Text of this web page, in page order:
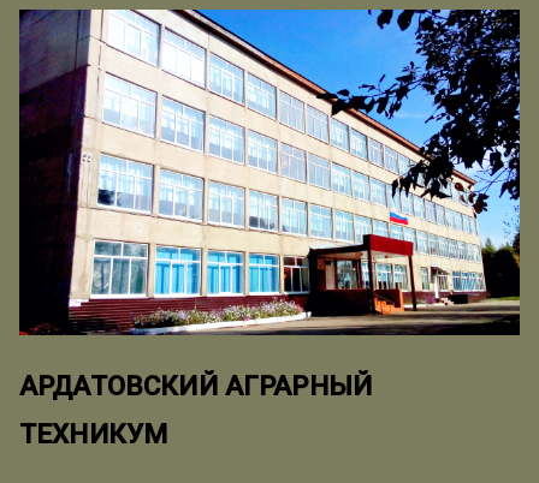
АРДАТОВСКИЙ АГРАРНЫЙ
ТЕХНИКУМ